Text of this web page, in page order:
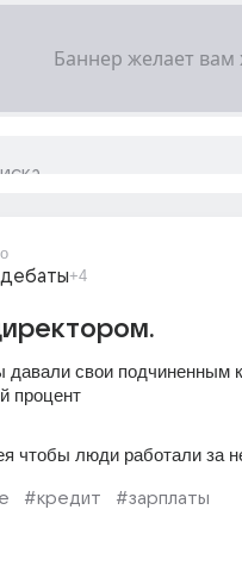
+4
давали свои подчиненным
процент
чтобы люди работали за
#кредит #зарплаты